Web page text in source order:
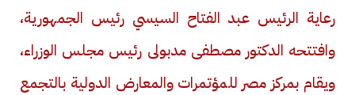
رعاية الرئيس عبد الفتاح السيسي رئيس الجمهورية،
وافتتحه الدكتور مصطفى مدبولى رئيس مجلس الوزراء،
ويقام بمركز مصر للمؤتمرات والمعارض الدولية بالتجمع